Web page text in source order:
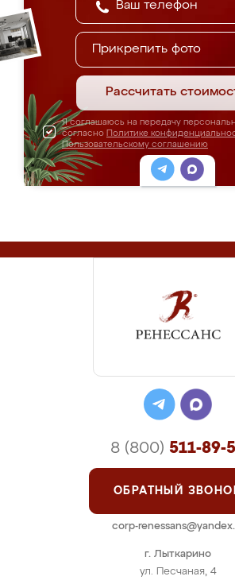
Прикрепить фото
Рассчитать
Я соглашаюсь на передачу
согласно Политике
Пользовательскому соглашению
г. Лыткарино
ул. Песчаная, 4
8 (800) 511-89-
ОБРАТНЫЙ
corp-